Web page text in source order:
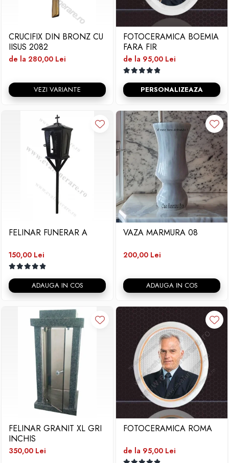
CRUCIFIX DIN BRONZ CU
IISUS 2082
de la 280,00 Lei
VEZI VARIANTE
FOTOCERAMICA BOEMIA
FARA FIR
de la 95,00 Lei
PERSONALIZEAZA
FELINAR FUNERAR A
150,00 Lei
ADAUGA IN COS
VAZA MARMURA 08
200,00 Lei
ADAUGA IN COS
FELINAR GRANIT XL GRI
INCHIS
350,00 Lei
FOTOCERAMICA ROMA
de la 95,00 Lei